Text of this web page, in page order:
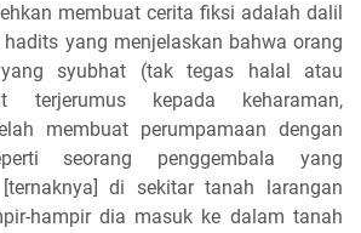
membuat cerita fiksi adalah dalil
yang menjelaskan bahwa orang
syubhat (tak tegas halal atau
terjerumus kepada keharaman,
membuat perumpamaan dengan
seorang penggembala yang
di sekitar tanah larangan
hampir dia masuk ke dalam tanah